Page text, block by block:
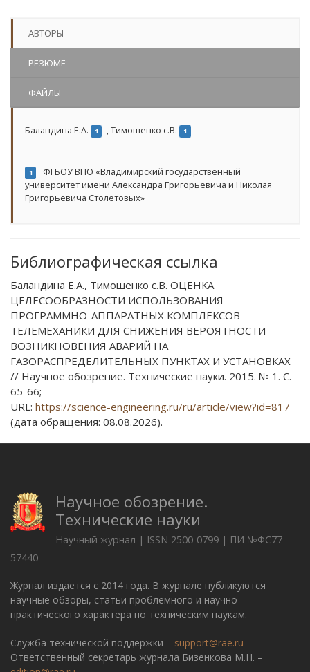
АВТОРЫ
РЕЗЮМЕ
ФАЙЛЫ
Баландина Е.А. 1 ,Тимошенко с.В. 1
1
ФГБОУ ВПО «Владимирский государственный
университет имени Александра Григорьевича и Николая
Григорьевича Столетовых»
Библиографическая ссылка
Баландина Е.А., Тимошенко с.В. ОЦЕНКА
ЦЕЛЕСООБРАЗНОСТИ ИСПОЛЬЗОВАНИЯ
ПРОГРАММНО-АППАРАТНЫХ КОМПЛЕКСОВ
ТЕЛЕМЕХАНИКИ ДЛЯ СНИЖЕНИЯ ВЕРОЯТНОСТИ
ВОЗНИКНОВЕНИЯ АВАРИЙ НА
ГАЗОРАСПРЕДЕЛИТЕЛЬНЫХ ПУНКТАХ И УСТАНОВКАХ
// Научное обозрение. Технические науки. 2015. № 1. С.
65-66;
URL: https://science-engineering.ru/ru/article/view?id=817
(дата обращения: 08.08.2026).
Научное обозрение.
Технические науки
Научный журнал | ISSN 2500-0799 | ПИ №ФС77-
57440
Журнал издается с 2014 года. В журнале публикуются
научные обзоры, статьи проблемного и научно-
практического характера по техническим наукам.
Служба технической поддержки – support@rae.ru
Ответственный секретарь журнала Бизенкова М.Н. –